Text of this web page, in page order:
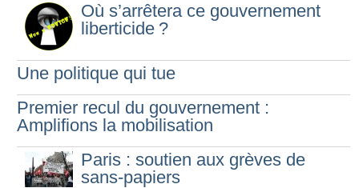
Où s’arrêtera ce gouvernement
liberticide ?
Une politique qui tue
Premier recul du gouvernement :
Amplifions la mobilisation
Paris : soutien aux grèves de
sans-papiers